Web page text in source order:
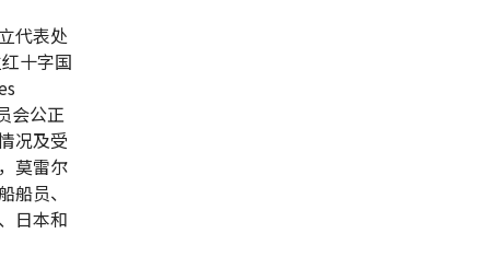
代表处
十字国
会公正
况及受
莫雷尔
员、
日本和